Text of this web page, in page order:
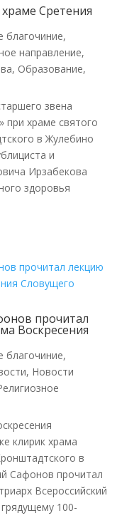
Сретения
благочиние,
направление,
, Образование,
звена
при храме святого
в Жулебино
и
Ирзабекова
здоровья
прочитал
Воскресения
благочиние,
, Новости
клирик храма
в
Сафонов прочитал
Всероссийский
100-